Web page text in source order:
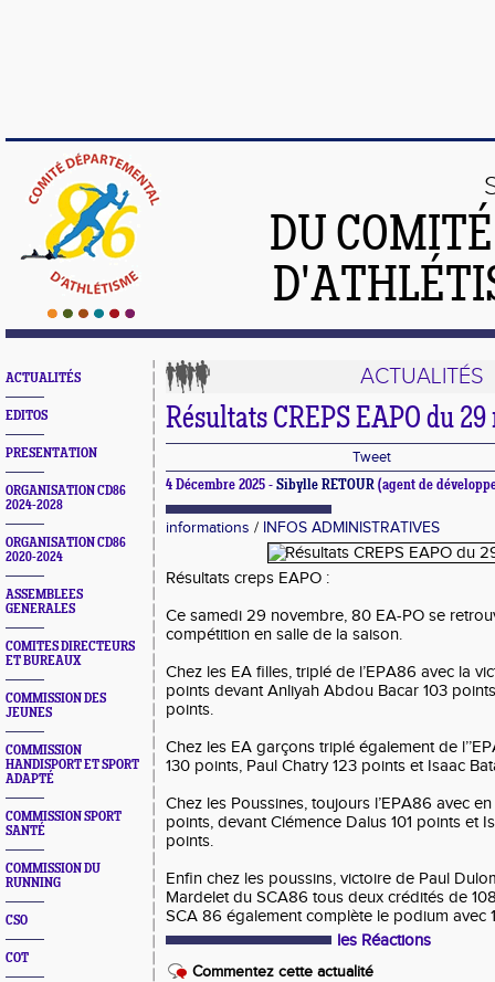
DU
ACTUALITÉS
EDITOS
PRESENTATION
ORGANISATION CD86
2024-2028
ORGANISATION CD86
2020-2024
ASSEMBLEES
GENERALES
COMITES DIRECTEURS
ET BUREAUX
COMMISSION DES
JEUNES
COMMISSION
HANDISPORT ET SPORT
ADAPTÉ
COMMISSION SPORT
SANTÉ
COMMISSION DU
RUNNING
CSO
COT
ACTUALITÉS
Résultats CREPS EAPO du
Tweet
4 Décembre 2025 - Sibylle RETOUR (agent de
informations / INFOS ADMINISTRATIVES
Résultats creps EAPO :
Ce samedi 29 novembre, 80 EA-PO se
compétition en salle de la saison.
Chez les EA filles, triplé de l’EPA86 avec la
points devant Anliyah Abdou Bacar 103
points.
Chez les EA garçons triplé également de
130 points, Paul Chatry 123 points et Isaac
Chez les Poussines, toujours l’EPA86 avec
points, devant Clémence Dalus 101 points et
points.
Enfin chez les poussins, victoire de Paul
Mardelet du SCA86 tous deux crédités de
SCA 86 également complète le podium avec
les Réactions
Commentez cette actualité